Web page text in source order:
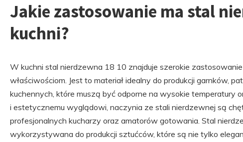
Jakie zastosowanie ma stal
kuchni?
W kuchni stal nierdzewna 18 10 znajduje szerokie
właściwościom. Jest to materiał idealny do produkcji garnków,
kuchennych, które muszą być odporne na wysokie temperatury
i estetycznemu wyglądowi, naczynia ze stali nierdzewnej są
profesjonalnych kucharzy oraz amatorów gotowania. Stal
wykorzystywana do produkcji sztućców, które są nie tylko